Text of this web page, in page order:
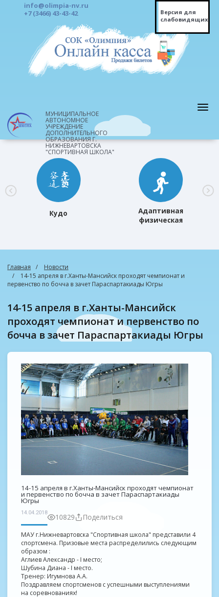
info@olimpia-nv.ru
+7 (3466) 43-43-42
Версия для
слабовидящих
МУНИЦИПАЛЬНОЕ
АВТОНОМНОЕ
УЧРЕЖДЕНИЕ
ДОПОЛНИТЕЛЬНОГО
ОБРАЗОВАНИЯ Г.
НИЖНЕВАРТОВСКА
"СПОРТИВНАЯ ШКОЛА"
Кудо
Адаптивная
физическая
Главная
Новости
14-15 апреля в г.Ханты-Мансийск проходят чемпионат и
первенство по бочча в зачет Параспартакиады Югры
14-15 апреля в г.Ханты-Мансийск
проходят чемпионат и первенство по
бочча в зачет Параспартакиады Югры
14-15 апреля в г.Ханты-Мансийск проходят чемпионат
и первенство по бочча в зачет Параспартакиады
Югры
14.04.2018 10829 Поделиться
МАУ г.Нижневартовска "Спортивная школа" представили 4
спортсмена. Призовые места распределились следующим
образом :
Аглиев Александр - I место;
Шубина Диана - I место.
Тренер: Игумнова А.А.
Поздравляем спортсменов с успешными выступлениями
на соревнованиях!